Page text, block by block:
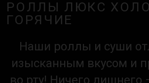
РОЛЛЫ ЛЮКС
ГОРЯЧИЕ
Наши роллы и суши
изысканным вкусом и
во рту! Ничего лишнего